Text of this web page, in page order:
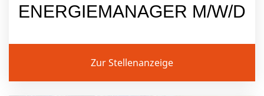
ENERGIEMANAGER M/W/D
Zur Stellenanzeige